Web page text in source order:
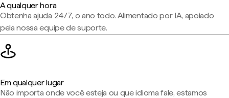
A qualquer hora
Obtenha ajuda 24/7, o ano todo. Alimentado por IA, apoiado
pela nossa equipe de suporte.
Em qualquer lugar
Não importa onde você esteja ou que idioma fale, estamos